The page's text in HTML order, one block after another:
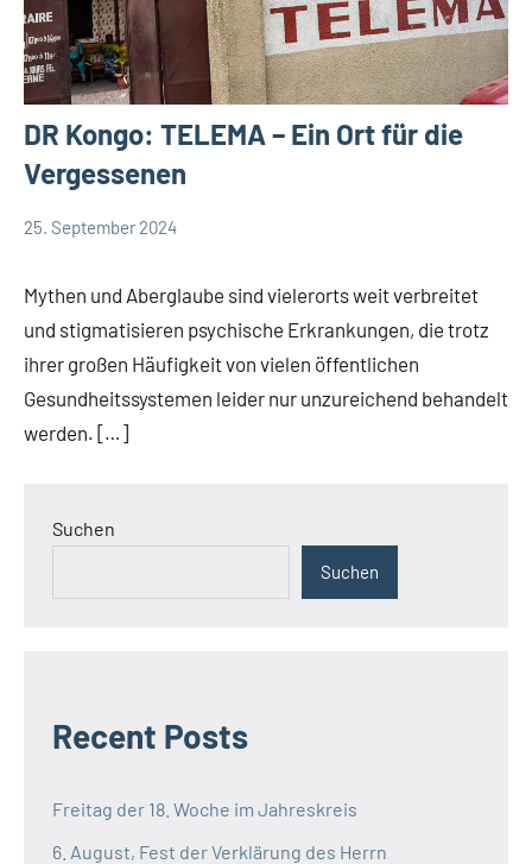
DR Kongo: TELEMA – Ein Ort für die
Vergessenen
25. September 2024
Andrea
Mythen und Aberglaube sind vielerorts weit verbreitet
und stigmatisieren psychische Erkrankungen, die trotz
ihrer großen Häufigkeit von vielen öffentlichen
Gesundheitssystemen leider nur unzureichend behandelt
werden. […]
Suchen
Suchen
Recent Posts
Freitag der 18. Woche im Jahreskreis
6. August, Fest der Verklärung des Herrn